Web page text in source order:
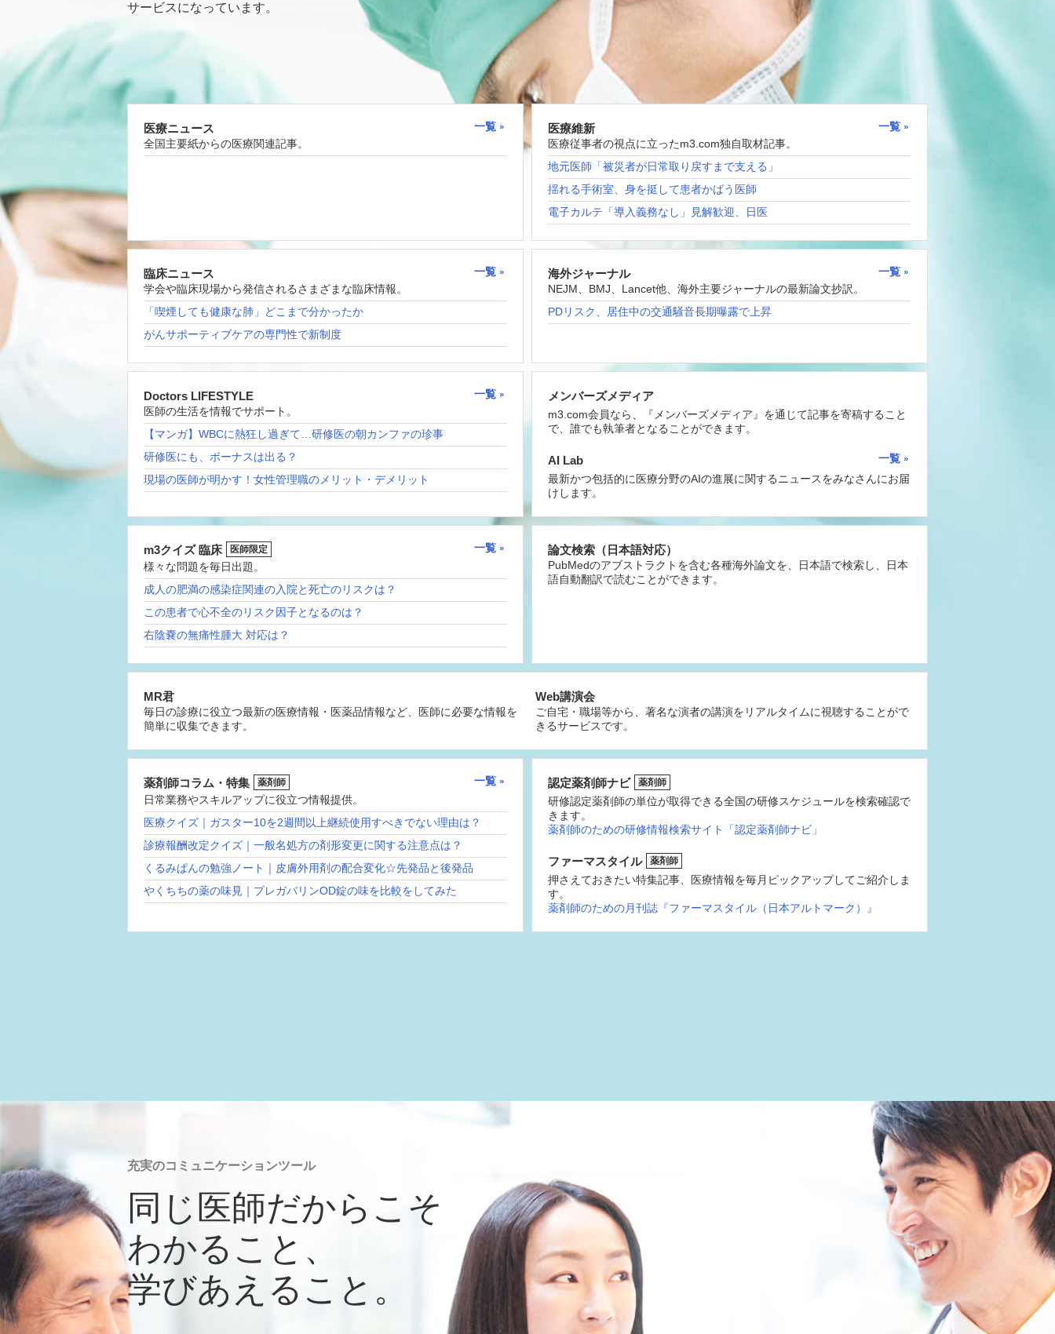
サービスになっています。
医療ニュース
一覧
全国主要紙からの医療関連記事。
医療維新
一覧
医療従事者の視点に立ったm3.com独自取材記事。
地元医師「被災者が日常取り戻すまで支える」
揺れる手術室、身を挺して患者かばう医師
電子カルテ「導入義務なし」見解歓迎、日医
臨床ニュース
一覧
学会や臨床現場から発信されるさまざまな臨床情報。
「喫煙しても健康な肺」どこまで分かったか
がんサポーティブケアの専門性で新制度
海外ジャーナル
一覧
NEJM、BMJ、Lancet他、海外主要ジャーナルの最新論文抄訳。
PDリスク、居住中の交通騒音長期曝露で上昇
Doctors LIFESTYLE
一覧
医師の生活を情報でサポート。
【マンガ】WBCに熱狂し過ぎて…研修医の朝カンファの珍事
研修医にも、ボーナスは出る？
現場の医師が明かす！女性管理職のメリット・デメリット
メンバーズメディア
m3.com会員なら、『メンバーズメディア』を通じて記事を寄稿すること
で、誰でも執筆者となることができます。
AI Lab
一覧
最新かつ包括的に医療分野のAIの進展に関するニュースをみなさんにお届
けします。
m3クイズ 臨床 医師限定
一覧
様々な問題を毎日出題。
成人の肥満の感染症関連の入院と死亡のリスクは？
この患者で心不全のリスク因子となるのは？
右陰嚢の無痛性腫大 対応は？
論文検索（日本語対応）
PubMedのアブストラクトを含む各種海外論文を、日本語で検索し、日本
語自動翻訳で読むことができます。
MR君
毎日の診療に役立つ最新の医療情報・医薬品情報など、医師に必要な情報を
簡単に収集できます。
Web講演会
ご自宅・職場等から、著名な演者の講演をリアルタイムに視聴することがで
きるサービスです。
薬剤師コラム・特集 薬剤師
一覧
日常業務やスキルアップに役立つ情報提供。
医療クイズ｜ガスター10を2週間以上継続使用すべきでない理由は？
診療報酬改定クイズ｜一般名処方の剤形変更に関する注意点は？
くるみぱんの勉強ノート｜皮膚外用剤の配合変化☆先発品と後発品
やくちちの薬の味見｜プレガバリンOD錠の味を比較をしてみた
認定薬剤師ナビ 薬剤師
研修認定薬剤師の単位が取得できる全国の研修スケジュールを検索確認で
きます。
薬剤師のための研修情報検索サイト「認定薬剤師ナビ」
ファーマスタイル 薬剤師
押さえておきたい特集記事、医療情報を毎月ピックアップしてご紹介しま
す。
薬剤師のための月刊誌『ファーマスタイル（日本アルトマーク）』
充実のコミュニケーションツール
同じ医師だからこそ
わかること、
学びあえること。